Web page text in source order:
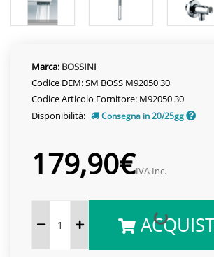
Marca: BOSSINI
Codice DEM: SM BOSS M92050 30
Codice Articolo Fornitore: M92050 30
Disponibilità:
Consegna in 20/25gg
179,90€IVA Inc.